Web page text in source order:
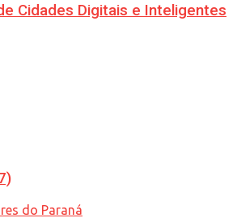
Cidades Digitais e Inteligentes